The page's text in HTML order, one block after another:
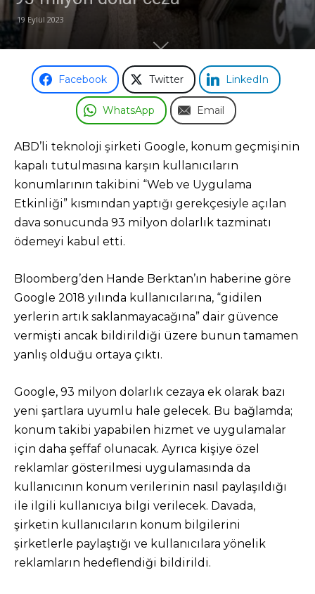
19 Eylül 2023
Facebook Twitter LinkedIn
WhatsApp Email
ABD’li teknoloji şirketi Google, konum geçmişinin
kapalı tutulmasına karşın kullanıcıların
konumlarının takibini “Web ve Uygulama
Etkinliği” kısmından yaptığı gerekçesiyle açılan
dava sonucunda 93 milyon dolarlık tazminatı
ödemeyi kabul etti.
Bloomberg’den Hande Berktan’ın haberine göre
Google 2018 yılında kullanıcılarına, “gidilen
yerlerin artık saklanmayacağına” dair güvence
vermişti ancak bildirildiği üzere bunun tamamen
yanlış olduğu ortaya çıktı.
Google, 93 milyon dolarlık cezaya ek olarak bazı
yeni şartlara uyumlu hale gelecek. Bu bağlamda;
konum takibi yapabilen hizmet ve uygulamalar
için daha şeffaf olunacak. Ayrıca kişiye özel
reklamlar gösterilmesi uygulamasında da
kullanıcının konum verilerinin nasıl paylaşıldığı
ile ilgili kullanıcıya bilgi verilecek. Davada,
şirketin kullanıcıların konum bilgilerini
şirketlerle paylaştığı ve kullanıcılara yönelik
reklamların hedeflendiği bildirildi.